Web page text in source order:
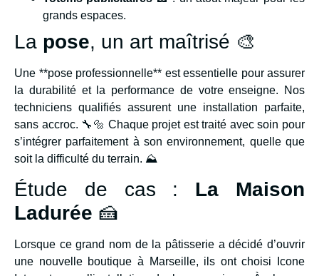
grands espaces.
La pose, un art maîtrisé 🎨
Une **pose professionnelle** est essentielle pour assurer
la durabilité et la performance de votre enseigne. Nos
techniciens qualifiés assurent une installation parfaite,
sans accroc. 🔧🔩 Chaque projet est traité avec soin pour
s’intégrer parfaitement à son environnement, quelle que
soit la difficulté du terrain. ⛰️
Étude de cas : La Maison
Ladurée 🍰
Lorsque ce grand nom de la pâtisserie a décidé d’ouvrir
une nouvelle boutique à Marseille, ils ont choisi Icone